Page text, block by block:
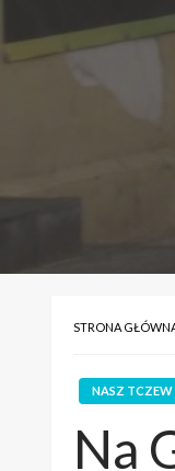
STRONA
NASZ TCZEW
Na